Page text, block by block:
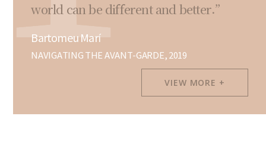
world can be different and better.”
Bartomeu Marí
NAVIGATING THE AVANT-GARDE, 2019
VIEW MORE +